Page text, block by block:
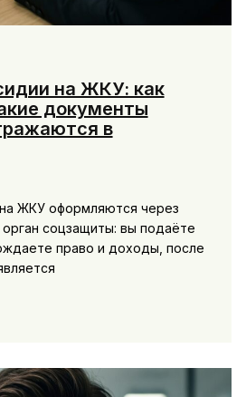
на ЖКУ: как
документы
в
ЖКУ оформляются через
соцзащиты: вы подаёте
право и доходы, после